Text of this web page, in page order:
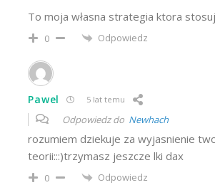
To moja własna strategia ktora
0 Odpowiedz
Pawel 5 lat temu
Odpowiedz do Newhach
rozumiem dziekuje za wyjasnienie
teorii:::)trzymasz jeszcze lki dax
0 Odpowiedz